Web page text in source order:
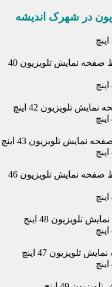
در شهرک اندیشه
قیمت و خرید اینترنتی انواع محافظ صفحه نمایش تلویزیون 40
تلویزیون 42 اینچ
تلویزیون 43 اینچ
قیمت و خرید اینترنتی انواع محافظ صفحه نمایش تلویزیون 46
48 اینچ
تلویزیون 47 اینچ